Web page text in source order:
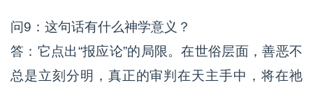
问9：这句话有什么神学意义？
答：它点出“报应论”的局限。在世俗层面，善恶不
总是立刻分明，真正的审判在天主手中，将在祂